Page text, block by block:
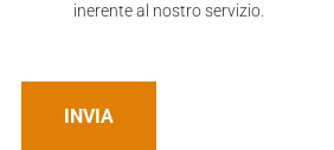
inerente al nostro servizio.